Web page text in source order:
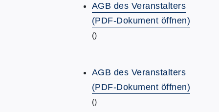
AGB des Veranstalters
(PDF-Dokument öffnen)
()
AGB des Veranstalters
(PDF-Dokument öffnen)
()